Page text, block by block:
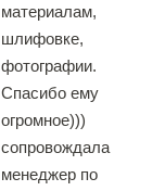
материалам,
шлифовке,
фотографии.
Спасибо ему
огромное)))
сопровождала
менеджер по